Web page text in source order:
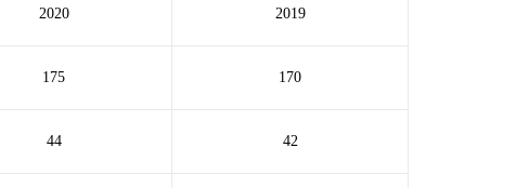
2020 2019
175 170
44 42